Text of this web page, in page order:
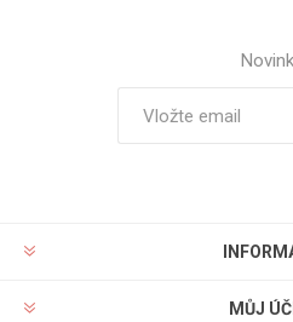
MŮJ